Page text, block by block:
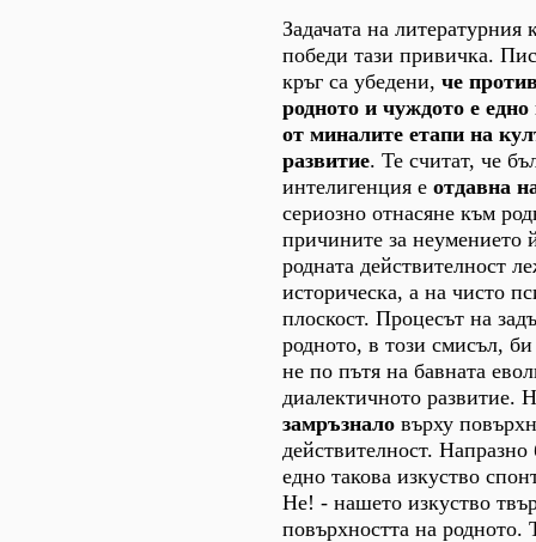
Задачата на литературния
победи тази привичка.
кръг са убедени, че
родното и чуждото е едно
от миналите етапи на
развитие. Те считат, че
интелигенция е отдавна
сериозно отнасяне към
причините за неумението
родната действителност
историческа, а на чисто
плоскост. Процесът на
родното, в този смисъл,
не по пътя на бавната
диалектичното развитие.
замръзнало върху
действителност.
едно такова изкуство
Не! - нашето изкуство
повърхността на родното.